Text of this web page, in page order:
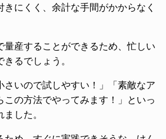
にくく、余計な手間がかからなく
量産することができるため、忙しい
るでしょう。
さいので試しやすい！」「素敵なア
この方法でやってみます！」といっ
した。